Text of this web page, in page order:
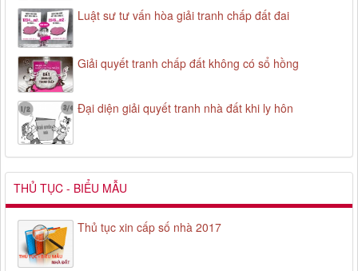
Luật sư tư vấn hòa giải tranh chấp đất đai
Giải quyết tranh chấp đất không có sổ hồng
Đại diện giải quyết tranh nhà đất khi ly hôn
THỦ TỤC - BIỂU MẪU
Thủ tục xin cấp số nhà 2017